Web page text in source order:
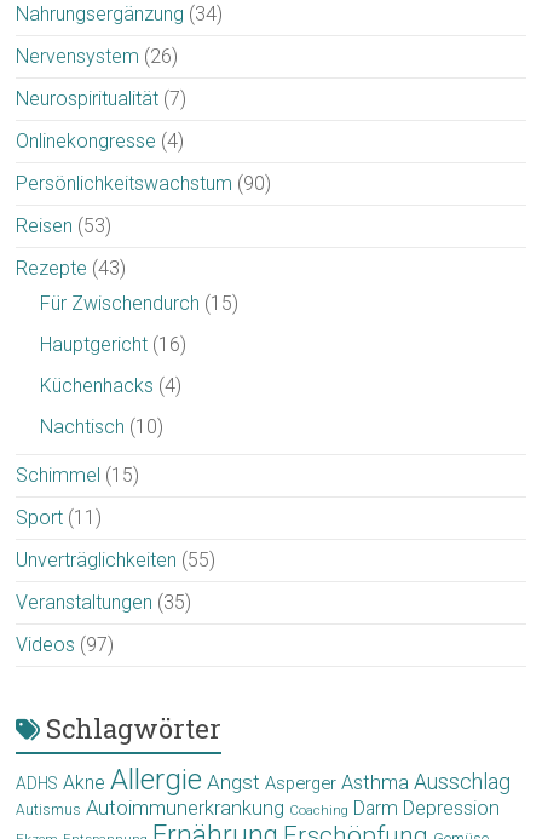
Nahrungsergänzung (34)
Nervensystem (26)
Neurospiritualität (7)
Onlinekongresse (4)
Persönlichkeitswachstum (90)
Reisen (53)
Rezepte (43)
Für Zwischendurch (15)
Hauptgericht (16)
Küchenhacks (4)
Nachtisch (10)
Schimmel (15)
Sport (11)
Unverträglichkeiten (55)
Veranstaltungen (35)
Videos (97)
Schlagwörter
ADHS Akne Allergie Angst Asperger Asthma Ausschlag
Autismus Autoimmunerkrankung Coaching Darm Depression